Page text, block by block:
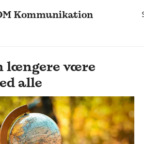
Kommunikation
længere være
alle